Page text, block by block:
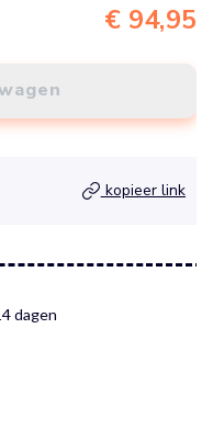
€ 94,95
kopieer link
dagen